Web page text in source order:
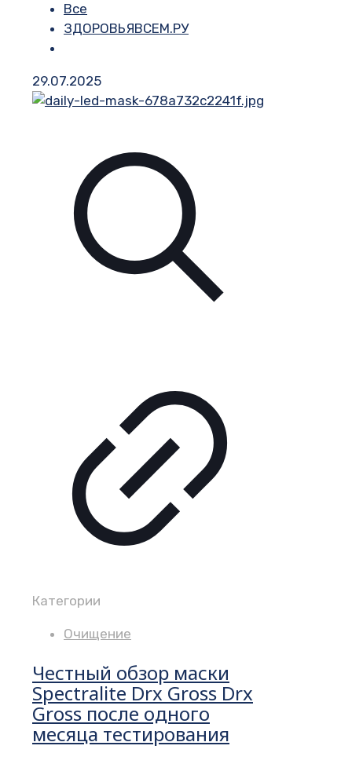
Все
ЗДОРОВЬЯВСЕМ.РУ
29.07.2025
Категории
Очищение
Честный обзор маски
Spectralite Drx Gross Drx
Gross после одного
месяца тестирования